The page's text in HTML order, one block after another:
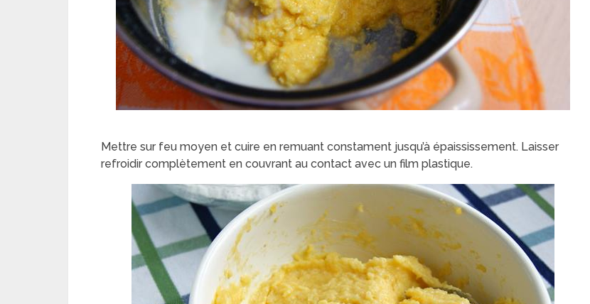
Mettre sur feu moyen et cuire en remuant constament jusqu’à épaississement. Laisser
refroidir complètement en couvrant au contact avec un film plastique.